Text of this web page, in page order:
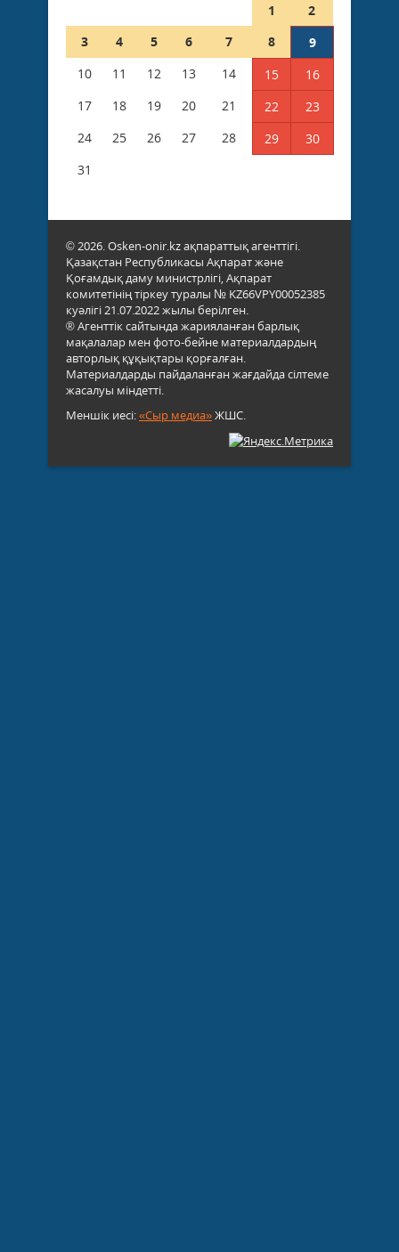
1
2
3
4 5 6 7 8
9
10
11 12 13 14 15
16
17
18 19 20 21 22
23
24
25 26 27 28 29
30
31
© 2026. Osken-onir.kz ақпараттық агенттігі.
Қазақстан Республикасы Ақпарат және
Қоғамдық даму министрлігі, Ақпарат
комитетінің тіркеу туралы № KZ66VPY00052385
куәлігі 21.07.2022 жылы берілген.
® Агенттік сайтында жарияланған барлық
мақалалар мен фото-бейне материалдардың
авторлық құқықтары қорғалған.
Материалдарды пайдаланған жағдайда сілтеме
жасалуы міндетті.
Меншік иесі:«Сыр медиа»ЖШС.